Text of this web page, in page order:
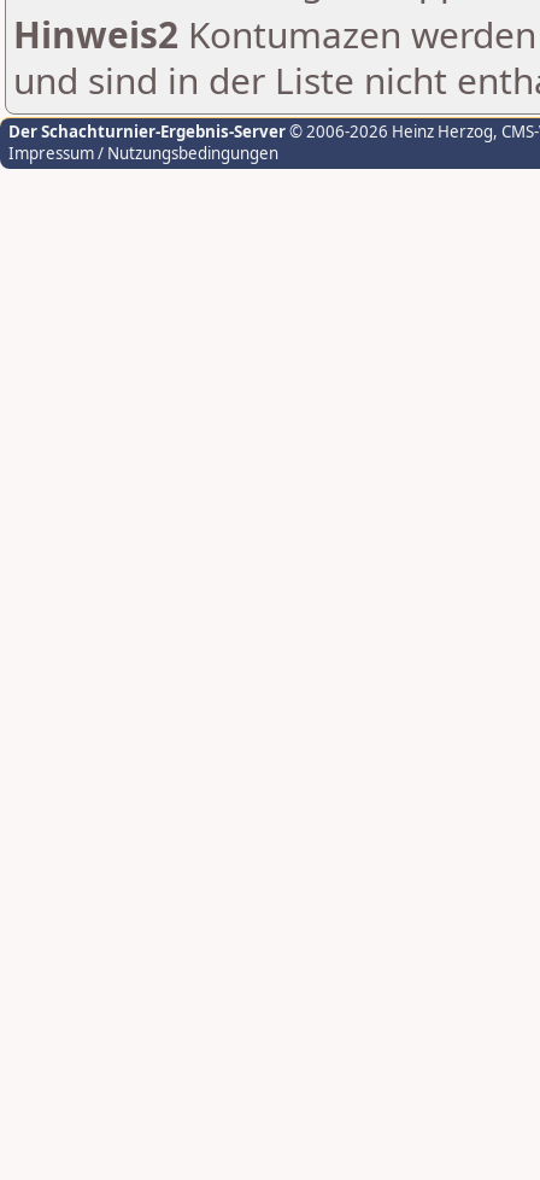
Hinweis2 Kontumazen
und sind in der Liste nicht
Der Schachturnier-Ergebnis-Server© 2006-2026 Heinz Herzog,
Impressum / Nutzungsbedingungen